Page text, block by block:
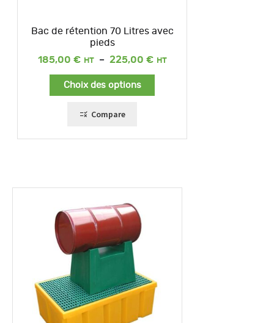
Bac de rétention 70 Litres avec
pieds
185,00 € – 225,00 €
Plage
Choix des options
Compare